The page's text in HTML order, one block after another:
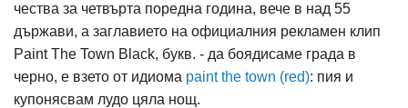
чества за четвърта поредна година, вече в над 55
държави, а заглавието на официалния рекламен клип
Paint The Town Black, букв. - да боядисаме града в
черно, е взето от идиома paint the town (red): пия и
купонясвам лудо цяла нощ.